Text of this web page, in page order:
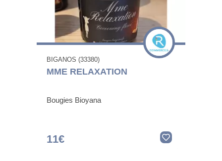
BIGANOS (33380)
MME RELAXATION
Bougies Bioyana
11€